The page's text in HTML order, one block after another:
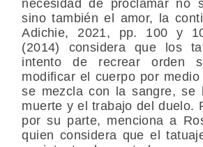
necesidad de proclamar no
sino también el amor, la
Adichie, 2021, pp. 100 y
(2014) considera que los
intento de recrear orden
modificar el cuerpo por
se mezcla con la sangre, se
muerte y el trabajo del duelo.
por su parte, menciona a
quien considera que el